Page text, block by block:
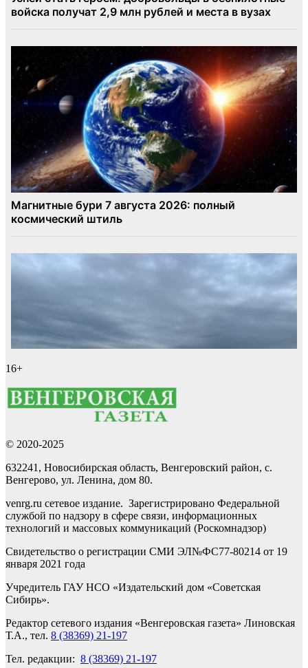
16+
© 2020-2025
632241, Новосибирская область, Венгеровский район, с.
Венгерово, ул. Ленина, дом 80.
venrg.ru сетевое издание. Зарегистрировано Федеральной
службой по надзору в сфере связи, информационных
технологий и массовых коммуникаций (Роскомнадзор)
Свидетельство о регистрации СМИ ЭЛ№ФС77-80214 от 19
января 2021 года
Учредитель ГАУ НСО «Издательский дом «Советская
Сибирь».
Редактор сетевого издания «Венгеровская газета» Линовская
Т.А., тел. 8 (38369) 21-197
Тел. редакции: 8 (38369) 21-197